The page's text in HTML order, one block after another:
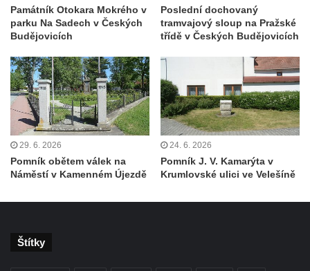
Kenotaf Václava a Jaroslava Kádnerových
na hřbitově ve Hřivicích
Hrob Josefa Marka na hřbitově ve Hřivicích
Hrob Bohumila Nejedlého na hřbitově ve
Hřivicích
Pomník hrdinům na hřbitově ve Hřivicích
Pomník obětem 1. světové války u kostela
svatého Jakuba ve Hřivicích
kruhového objezdu ve Hřivicích
Památník Otokara Mokrého v
parku Na Sadech v Českých
Budějovicích
Poslední dochovaný
tramvajový sloup na Pražské
třídě v Českých Budějovicích
29. 6. 2026
Pomník obětem válek na
Náměstí v Kamenném Újezdě
24. 6. 2026
Pomník J. V. Kamarýta v
Krumlovské ulici ve Velešíně
Štítky